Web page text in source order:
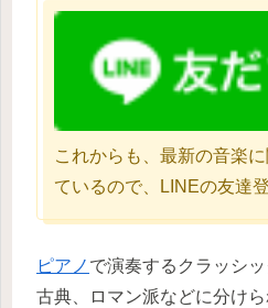
これからも、最新の音楽
ているので、LINEの友達
ピアノ で演奏するクラッシ
古典、ロマン派などに分けら